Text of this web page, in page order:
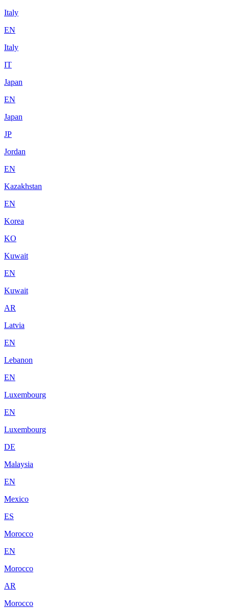
Italy
EN
Italy
IT
Japan
EN
Japan
JP
Jordan
EN
Kazakhstan
EN
Korea
KO
Kuwait
EN
Kuwait
AR
Latvia
EN
Lebanon
EN
Luxembourg
EN
Luxembourg
DE
Malaysia
EN
Mexico
ES
Morocco
EN
Morocco
AR
Morocco